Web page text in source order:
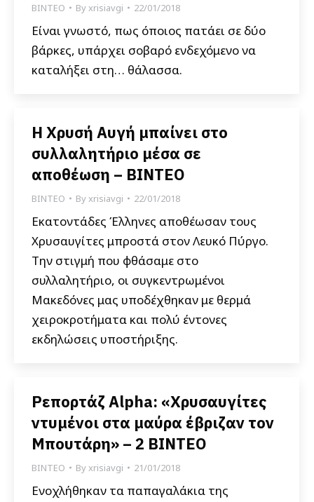
ΒΙΝΤΕΟ Byxrisiavgi 22/01/2018
Είναι γνωστό, πως όποιος πατάει σε δύο
βάρκες, υπάρχει σοβαρό ενδεχόμενο να
καταλήξει στη… θάλασσα.
Η Χρυσή Αυγή μπαίνει στο
συλλαλητήριο μέσα σε
αποθέωση – ΒΙΝΤΕΟ
ΒΙΝΤΕΟ Byxrisiavgi 22/01/2018
Εκατοντάδες Έλληνες αποθέωσαν τους
Χρυσαυγίτες μπροστά στον Λευκό Πύργο.
Την στιγμή που φθάσαμε στο
συλλαλητήριο, οι συγκεντρωμένοι
Μακεδόνες μας υποδέχθηκαν με θερμά
χειροκροτήματα και πολύ έντονες
εκδηλώσεις υποστήριξης.
Ρεπορτάζ Alpha: «Χρυσαυγίτες
ντυμένοι στα μαύρα έβριζαν τον
Μπουτάρη» – 2 ΒΙΝΤΕΟ
ΒΙΝΤΕΟ Byxrisiavgi 21/01/2018
Ενοχλήθηκαν τα παπαγαλάκια της